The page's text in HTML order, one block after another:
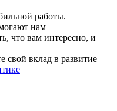
работы.
нам
что вам интересно, и
свой вклад в развитие